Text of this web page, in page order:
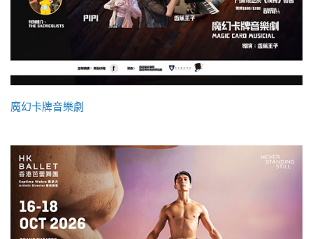
魔幻卡牌音樂劇